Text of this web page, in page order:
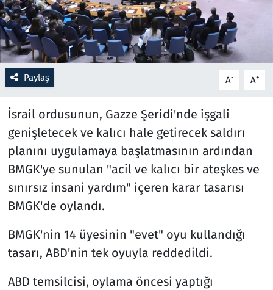
Paylaş A- A+
İsrail ordusunun, Gazze Şeridi'nde işgali
genişletecek ve kalıcı hale getirecek saldırı
planını uygulamaya başlatmasının ardından
BMGK'ye sunulan "acil ve kalıcı bir ateşkes ve
sınırsız insani yardım" içeren karar tasarısı
BMGK'de oylandı.
BMGK'nin 14 üyesinin "evet" oyu kullandığı
tasarı, ABD'nin tek oyuyla reddedildi.
ABD temsilcisi, oylama öncesi yaptığı
Sağlık
Savunma Sanayi
Seçim 2023
Spor
Teknoloji ve Bilim
Televizyon